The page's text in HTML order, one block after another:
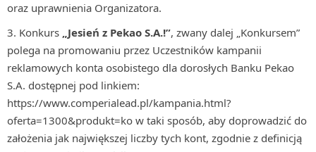
oraz uprawnienia Organizatora.
Konkurs „Jesień z Pekao S.A.!”, zwany dalej „Konkursem”
polega na promowaniu przez Uczestników kampanii
reklamowych konta osobistego dla dorosłych Banku Pekao
S.A. dostępnej pod linkiem:
https://www.comperialead.pl/kampania.html?
oferta=1300&produkt=ko w taki sposób, aby doprowadzić do
założenia jak największej liczby tych kont, zgodnie z definicją